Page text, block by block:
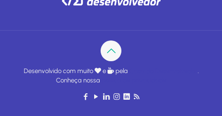
Desenvolvido com muito e pela
.
Conheça nossa